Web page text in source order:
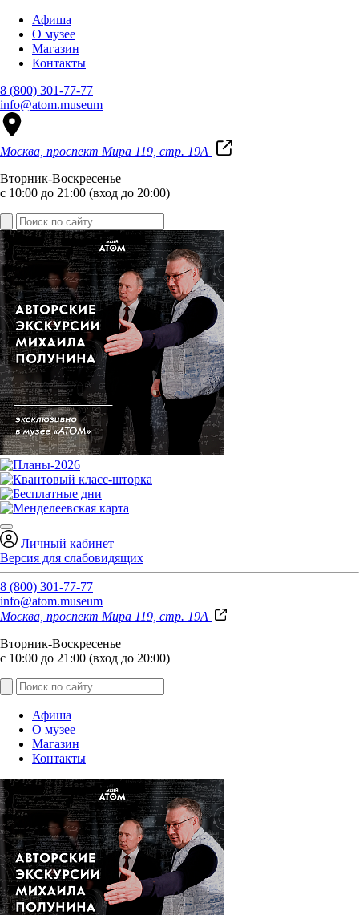
Афиша
О музее
Магазин
Контакты
8 (800) 301-77-77
info@atom.museum
Москва, проспект Мира 119, стр. 19А
Вторник-Воскресенье
с 10:00 до 21:00 (вход до 20:00)
Личный кабинет
Версия для слабовидящих
8 (800) 301-77-77
info@atom.museum
Москва, проспект Мира 119, стр. 19А
Вторник-Воскресенье
с 10:00 до 21:00 (вход до 20:00)
Афиша
О музее
Магазин
Контакты